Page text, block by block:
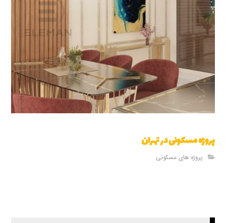
پروژه مسکونی در تهران
پروژه های مسکونی